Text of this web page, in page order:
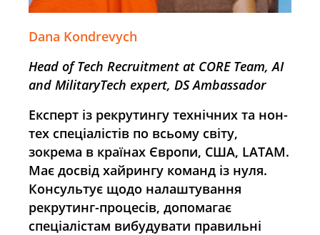
Dana Kondrevych
Head of Tech Recruitment at CORE Team, AI
and MilitaryTech expert, DS Ambassador
Експерт із рекрутингу технічних та нон-
тех спеціалістів по всьому світу,
зокрема в країнах Європи, США, LATAM.
Має досвід хайрингу команд із нуля.
Консультує щодо налаштування
рекрутинг-процесів, допомагає
спеціалістам вибудувати правильні